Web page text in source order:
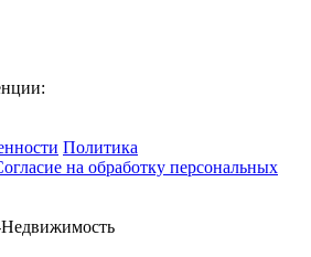
Политика
на обработку персональных